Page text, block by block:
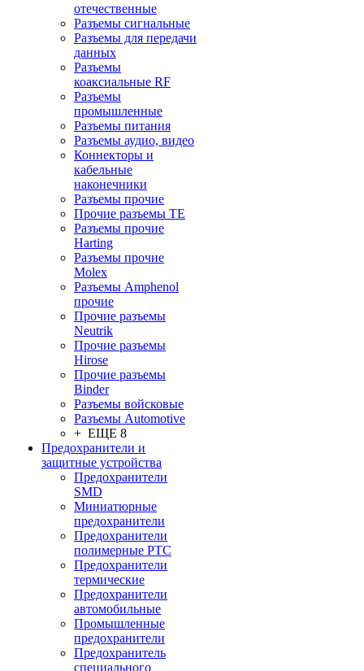
отечественные
Разъeмы сигнальные
Разъeмы для передачи
данных
Разъeмы
коаксиальные RF
Разъeмы
промышленные
Разъeмы питания
Разъeмы аудио, видео
Коннекторы и
кабельные
наконечники
Разъeмы прочие
Прочие разъемы TE
Разъемы прочие
Harting
Разъемы прочие
Molex
Разъемы Amphenol
прочие
Прочие разъемы
Neutrik
Прочие разъемы
Hirose
Прочие разъемы
Binder
Разъемы войсковые
Разъeмы Automotive
+ ЕЩЕ 8
Предохранители и
защитные устройства
Предохранители
SMD
Миниатюрные
предохранители
Предохранители
полимерные PTC
Предохранители
термические
Предохранители
автомобильные
Промышленные
предохранители
Предохранитель
специального